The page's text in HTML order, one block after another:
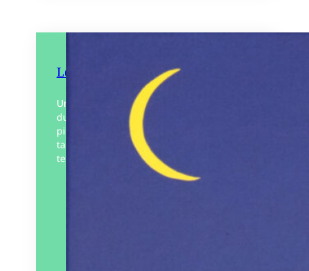
Les Corps paysages
Un livre fait d’analogies où chaque partie
du corps se transforme en paysage. Des
pieds-marteaux qui nous invitent à
tambouriner le sol pour faire trembler la
terre ;…